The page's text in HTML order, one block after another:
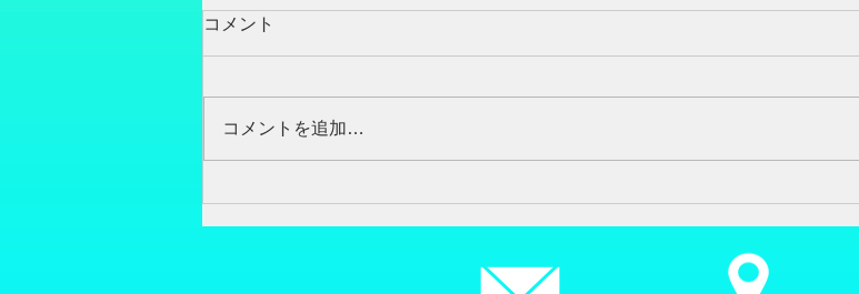
体のゆがみ
身体で一番大事な場所は、と言わ
指、足の甲、 足ではないかと思
います。 まずは、なかなかです
腰の痛み
今回の腰の痛みの方は半年前に見
前にゴルフに行かれたみたいです
っていたみたいですが...
コメント
コメントを追加…